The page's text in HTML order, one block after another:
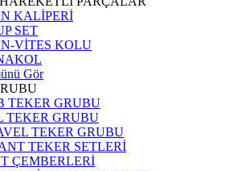
KALİPERİ
SET
VİTES KOLU
Gör
TEKER GRUBU
TEKER GRUBU
TEKER GRUBU
TEKER SETLERİ
ÇEMBERLERİ